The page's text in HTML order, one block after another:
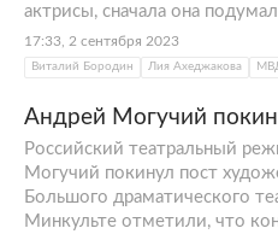
актрисы, сначала она
17:33, 2 сентября 2023
Виталий Бородин Лия Ахеджакова
Андрей Могучий
Российский театральный
Могучий покинул пост
Большого драматического
Минкульте отметили, что